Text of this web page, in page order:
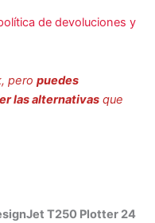
de devoluciones y
pero puedes
las alternativas que
T250 Plotter 24